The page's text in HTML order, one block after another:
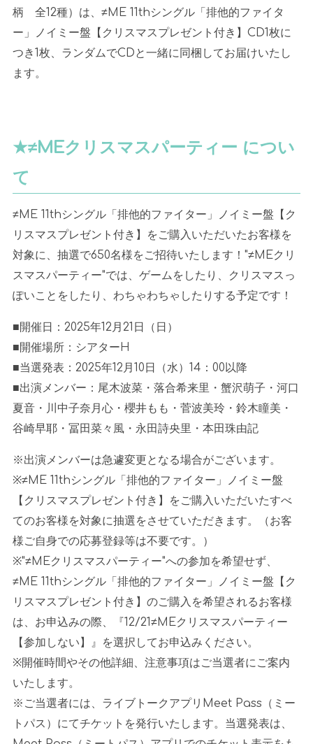
柄 全12種）は、≠ME 11thシングル「排他的ファイタ
ー」ノイミー盤【クリスマスプレゼント付き】CD1枚に
つき1枚、ランダムでCDと一緒に同梱してお届けいたし
ます。
★≠MEクリスマスパーティー につい
て
≠ME 11thシングル「排他的ファイター」ノイミー盤【ク
リスマスプレゼント付き】をご購入いただいたお客様を
対象に、抽選で650名様をご招待いたします！"≠MEクリ
スマスパーティー"では、ゲームをしたり、クリスマスっ
ぽいことをしたり、わちゃわちゃしたりする予定です！
■開催日：2025年12月21日（日）
■開催場所：シアターH
■当選発表：2025年12月10日（水）14：00以降
■出演メンバー：尾木波菜・落合希来里・蟹沢萌子・河口
夏音・川中子奈月心・櫻井もも・菅波美玲・鈴木瞳美・
谷崎早耶・冨田菜々風・永田詩央里・本田珠由記
※出演メンバーは急遽変更となる場合がございます。
※≠ME 11thシングル「排他的ファイター」ノイミー盤
【クリスマスプレゼント付き】をご購入いただいたすべ
てのお客様を対象に抽選をさせていただきます。（お客
様ご自身での応募登録等は不要です。）
※"≠MEクリスマスパーティー"への参加を希望せず、
≠ME 11thシングル「排他的ファイター」ノイミー盤【ク
リスマスプレゼント付き】のご購入を希望されるお客様
は、お申込みの際、『12/21≠MEクリスマスパーティー
【参加しない】』を選択してお申込みください。
※開催時間やその他詳細、注意事項はご当選者にご案内
いたします。
※ご当選者には、ライブトークアプリMeet Pass（ミー
トパス）にてチケットを発行いたします。当選発表は、